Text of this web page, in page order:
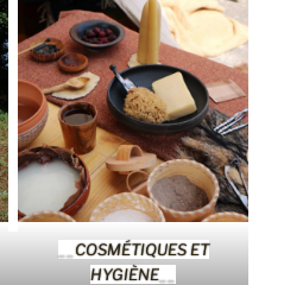
COSMÉTIQUES ET
HYGIÈNE